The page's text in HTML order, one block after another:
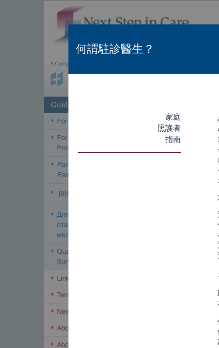
何謂駐診醫生？
家庭
照護者
指南